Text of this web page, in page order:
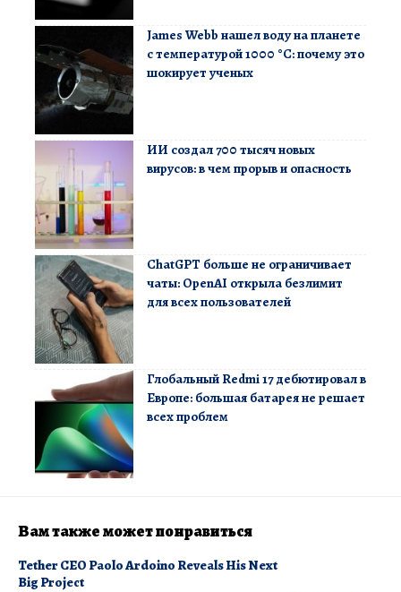
James Webb нашел воду на планете
с температурой 1000 °C: почему это
шокирует ученых
ИИ создал 700 тысяч новых
вирусов: в чем прорыв и опасность
ChatGPT больше не ограничивает
чаты: OpenAI открыла безлимит
для всех пользователей
Глобальный Redmi 17 дебютировал в
Европе: большая батарея не решает
всех проблем
Вам также может понравиться
Tether CEO Paolo Ardoino Reveals His Next
Big Project